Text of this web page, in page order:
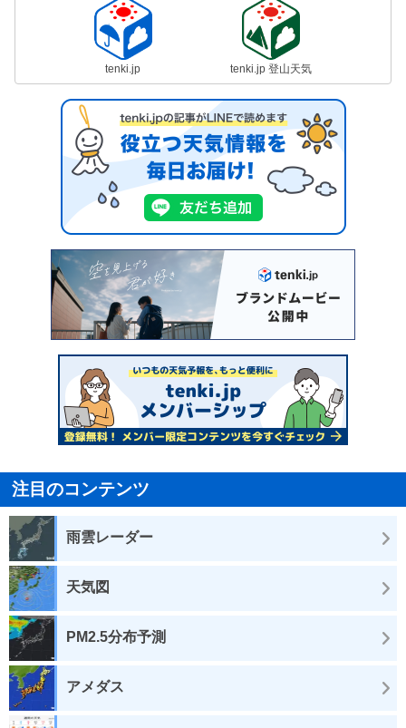
tenki.jp tenki.jp 登山天気
注目のコンテンツ
雨雲レーダー
天気図
PM2.5分布予測
アメダス